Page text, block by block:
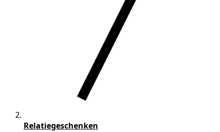
Relatiegeschenken